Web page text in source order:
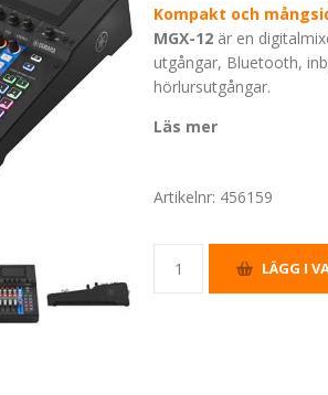
Kompakt och
MGX-12 är en
utgångar, Bluetooth,
hörlursutgångar.
Läs mer
Artikelnr: 456159